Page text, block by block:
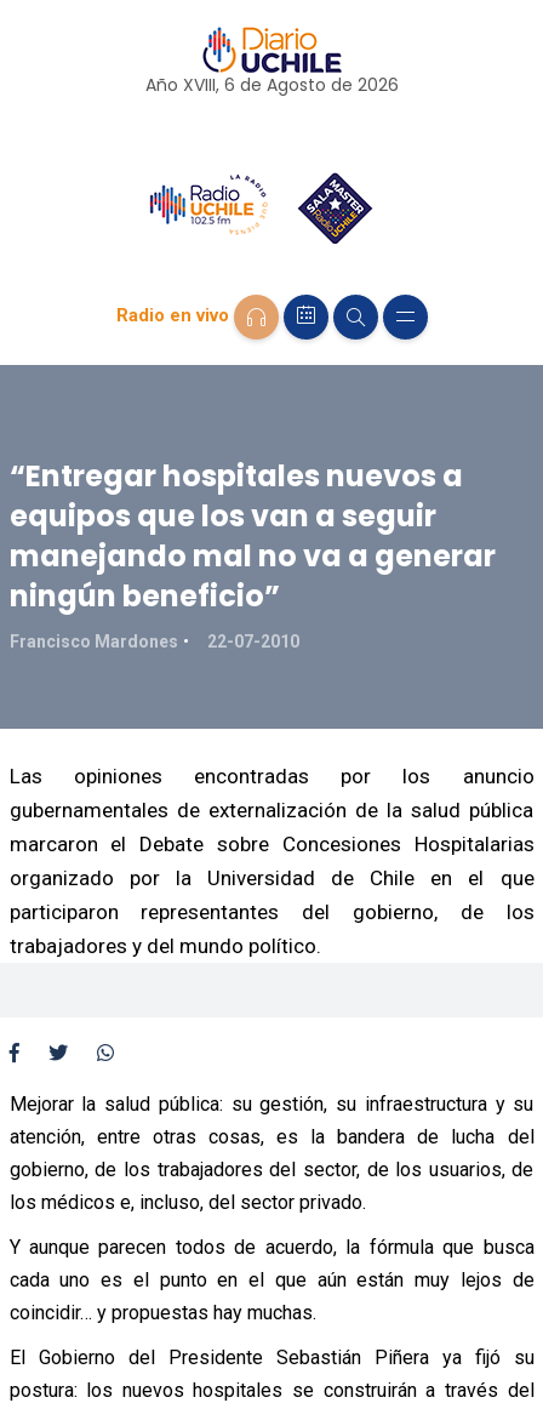
Año XVIII, 6 de Agosto de 2026
Radio en vivo
“Entregar hospitales nuevos a
equipos que los van a seguir
manejando mal no va a generar
ningún beneficio”
Francisco Mardones 22-07-2010
Las opiniones encontradas por los anuncio
gubernamentales de externalización de la salud pública
marcaron el Debate sobre Concesiones Hospitalarias
organizado por la Universidad de Chile en el que
participaron representantes del gobierno, de los
trabajadores y del mundo político.
Mejorar la salud pública: su gestión, su infraestructura y su
atención, entre otras cosas, es la bandera de lucha del
gobierno, de los trabajadores del sector, de los usuarios, de
los médicos e, incluso, del sector privado.
Y aunque parecen todos de acuerdo, la fórmula que busca
cada uno es el punto en el que aún están muy lejos de
coincidir… y propuestas hay muchas.
El Gobierno del Presidente Sebastián Piñera ya fijó su
postura: los nuevos hospitales se construirán a través del